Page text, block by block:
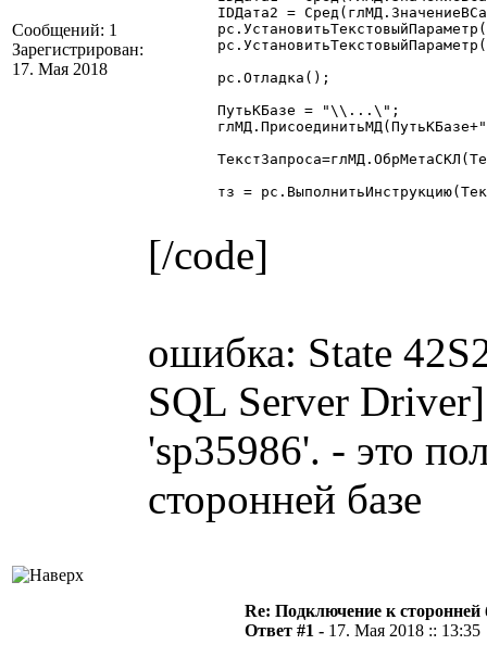
Сообщений: 1
Зарегистрирован:
17. Мая 2018
[/code]
ошибка: State
SQL Server
'sp35986'. - это
сторонней базе
Re: Подключение к сторонней
Ответ #1 - 17. Мая 2018 :: 13:35